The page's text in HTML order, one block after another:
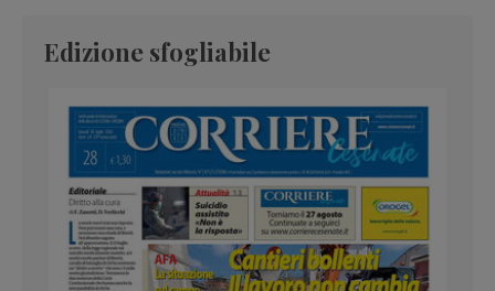
Edizione sfogliabile